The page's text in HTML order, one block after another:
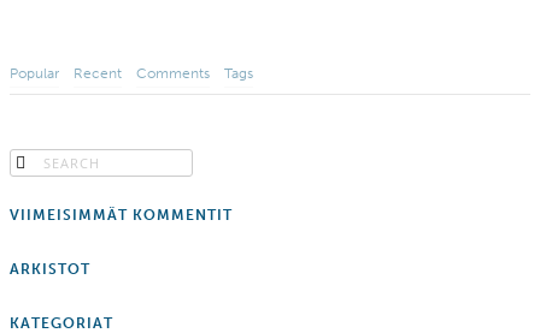
Popular Recent Comments Tags
VIIMEISIMMÄT KOMMENTIT
ARKISTOT
KATEGORIAT